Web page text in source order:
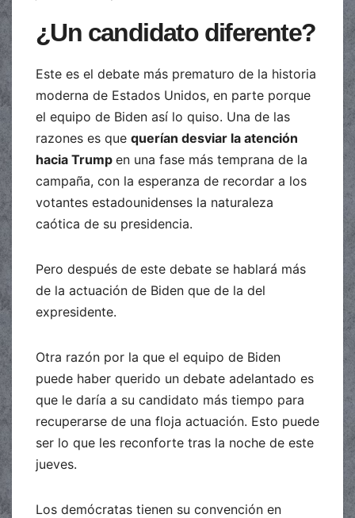
¿Un candidato diferente?
Este es el debate más prematuro de la historia
moderna de Estados Unidos, en parte porque
el equipo de Biden así lo quiso. Una de las
razones es que querían desviar la atención
hacia Trump en una fase más temprana de la
campaña, con la esperanza de recordar a los
votantes estadounidenses la naturaleza
caótica de su presidencia.
Pero después de este debate se hablará más
de la actuación de Biden que de la del
expresidente.
Otra razón por la que el equipo de Biden
puede haber querido un debate adelantado es
que le daría a su candidato más tiempo para
recuperarse de una floja actuación. Esto puede
ser lo que les reconforte tras la noche de este
jueves.
Los demócratas tienen su convención en